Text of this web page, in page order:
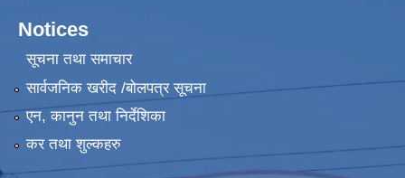
Notices
सूचना तथा समाचार
सार्वजनिक खरीद /बोलपत्र सूचना
एन, कानुन तथा निर्देशिका
कर तथा शुल्कहरु